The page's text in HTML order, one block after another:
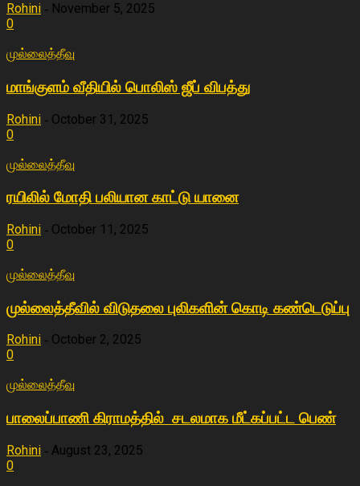
Rohini - November 5, 2025
0
முல்லைத்தீவு
மாங்குளம் வீதியில் பொலிஸ் ஜீப் விபத்து
Rohini - October 31, 2025
0
முல்லைத்தீவு
ரயிலில் மோதி பலியான காட்டு யானை
Rohini - October 11, 2025
0
முல்லைத்தீவு
முல்லைத்தீவில் விடுதலை புலிகளின் கொடி கண்டெடுப்பு
Rohini - October 2, 2025
0
முல்லைத்தீவு
பாலைப்பாணி கிராமத்தில் சடலமாக மீட்கப்பட்ட பெண்
Rohini - August 23, 2025
0